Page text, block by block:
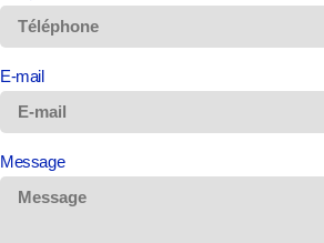
E-mail
Message